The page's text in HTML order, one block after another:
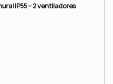
IP55 – 2 ventiladores